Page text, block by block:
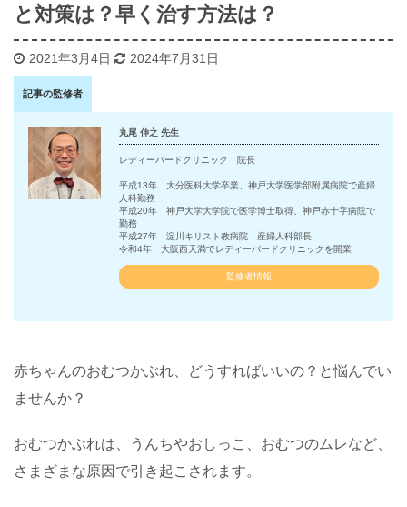
と対策は？早く治す方法は？
2021年3月4日 2024年7月31日
記事の監修者
丸尾 伸之 先生
レディーバードクリニック 院長
平成13年 大分医科大学卒業、神戸大学医学部附属病院で産婦
人科勤務
平成20年 神戸大学大学院で医学博士取得、神戸赤十字病院で
勤務
平成27年 淀川キリスト教病院 産婦人科部長
令和4年 大阪西天満でレディーバードクリニックを開業
監修者情報
赤ちゃんのおむつかぶれ、どうすればいいの？と悩んでい
ませんか？
おむつかぶれは、うんちやおしっこ、おむつのムレなど、
さまざまな原因で引き起こされます。